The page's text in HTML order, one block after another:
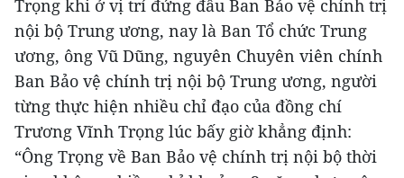
Trọng khi ở vị trí đứng đầu Ban Bảo vệ chính trị
nội bộ Trung ương, nay là Ban Tổ chức Trung
ương, ông Vũ Dũng, nguyên Chuyên viên chính
Ban Bảo vệ chính trị nội bộ Trung ương, người
từng thực hiện nhiều chỉ đạo của đồng chí
Trương Vĩnh Trọng lúc bấy giờ khẳng định:
“Ông Trọng về Ban Bảo vệ chính trị nội bộ thời